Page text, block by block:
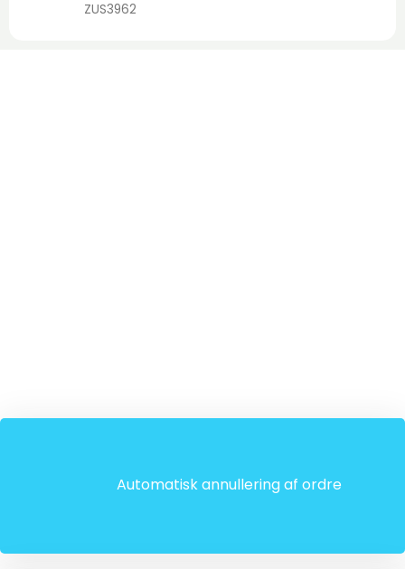
ZUS3962
Automatisk annullering af ordre